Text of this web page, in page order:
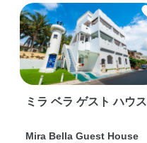
ミラ ベラ ゲスト ハウス
Mira Bella Guest House